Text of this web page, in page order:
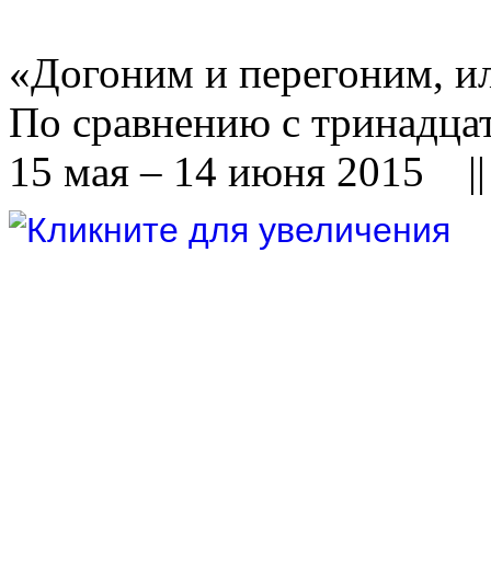
«Догоним и перегоним,
По сравнению с
15 мая – 14 июня 2015